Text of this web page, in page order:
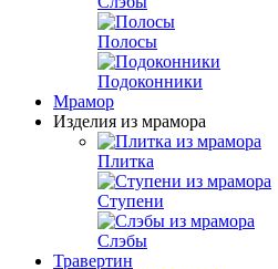
Полосы
Подоконники
Мрамор
Изделия из мрамора
Плитка
Ступени
Слэбы
Травертин